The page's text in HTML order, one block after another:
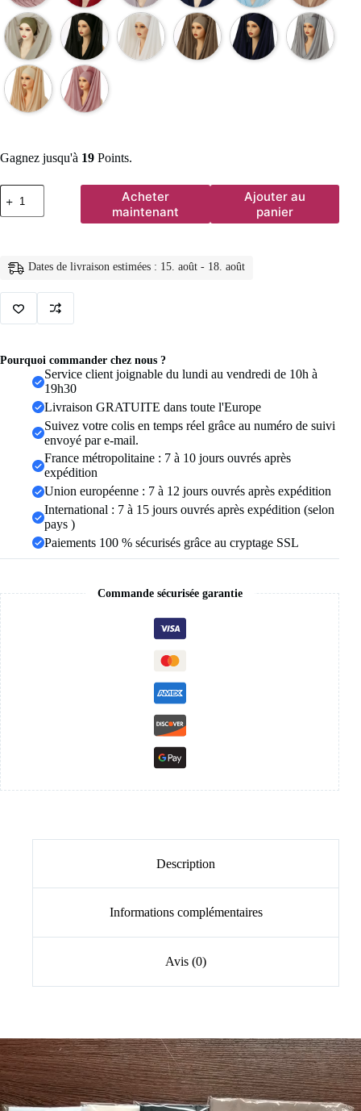
Gagnez jusqu'à 19 Points.
quantité
de
Hijab
de
boucle
magnétique,
unie,
écharpe
musulmane
femme,
islamique,
nouvelle
collection
Acheter
maintenant
Ajouter au
panier
Dates de livraison estimées : 15. août - 18. août
Pourquoi commander chez nous ?
Service client joignable du lundi au vendredi de 10h à
19h30
Livraison GRATUITE dans toute l'Europe
Suivez votre colis en temps réel grâce au numéro de suivi
envoyé par e-mail.
France métropolitaine : 7 à 10 jours ouvrés après
expédition
Union européenne : 7 à 12 jours ouvrés après expédition
International : 7 à 15 jours ouvrés après expédition (selon
pays )
Paiements 100 % sécurisés grâce au cryptage SSL
Commande sécurisée garantie
Description
Informations complémentaires
Avis (0)